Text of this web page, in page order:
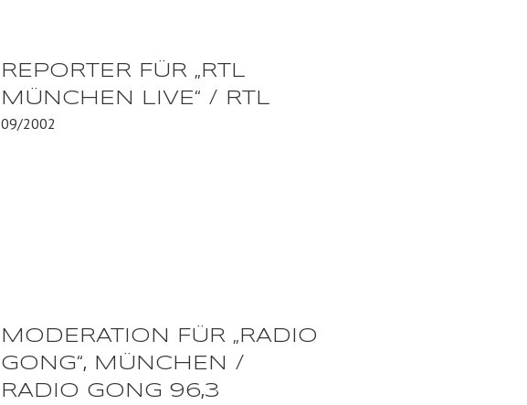
REPORTER FÜR „RTL
MÜNCHEN LIVE“ / RTL
09/2002
MODERATION FÜR „RADIO
GONG“, MÜNCHEN /
RADIO GONG 96,3